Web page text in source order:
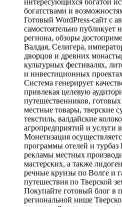
богатствами и
Готовый WordPress-сайт с
самостоятельно публикует
региона, обзоры
Валдая, Селигера,
дворцов и древних
культурных фестивалях,
и инвестиционных
Система генерирует
привлекая целевую
путешественников,
местные товары, тверские
текстиль, валдайские
агропредприятий и услуги
Монетизация
программы отелей и турбаз
рекламы местных
мастерских, а также
речные круизы по Волге и
путешествия по Тверской
Покупайте готовый блог в
региональной нише